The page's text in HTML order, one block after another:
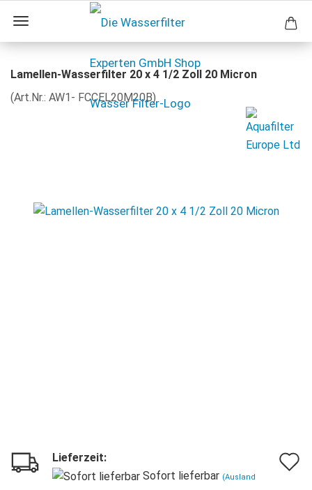
Lamellen-Wasserfilter 20 x 4 1/2 Zoll 20 Micron
(Art.Nr.: AW1- FCCEL20M20B)
Lieferzeit:
Sofort lieferbar (Ausland